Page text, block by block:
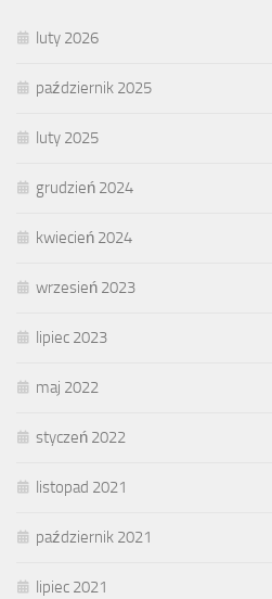
luty 2026
październik 2025
luty 2025
grudzień 2024
kwiecień 2024
wrzesień 2023
lipiec 2023
maj 2022
styczeń 2022
listopad 2021
październik 2021
lipiec 2021